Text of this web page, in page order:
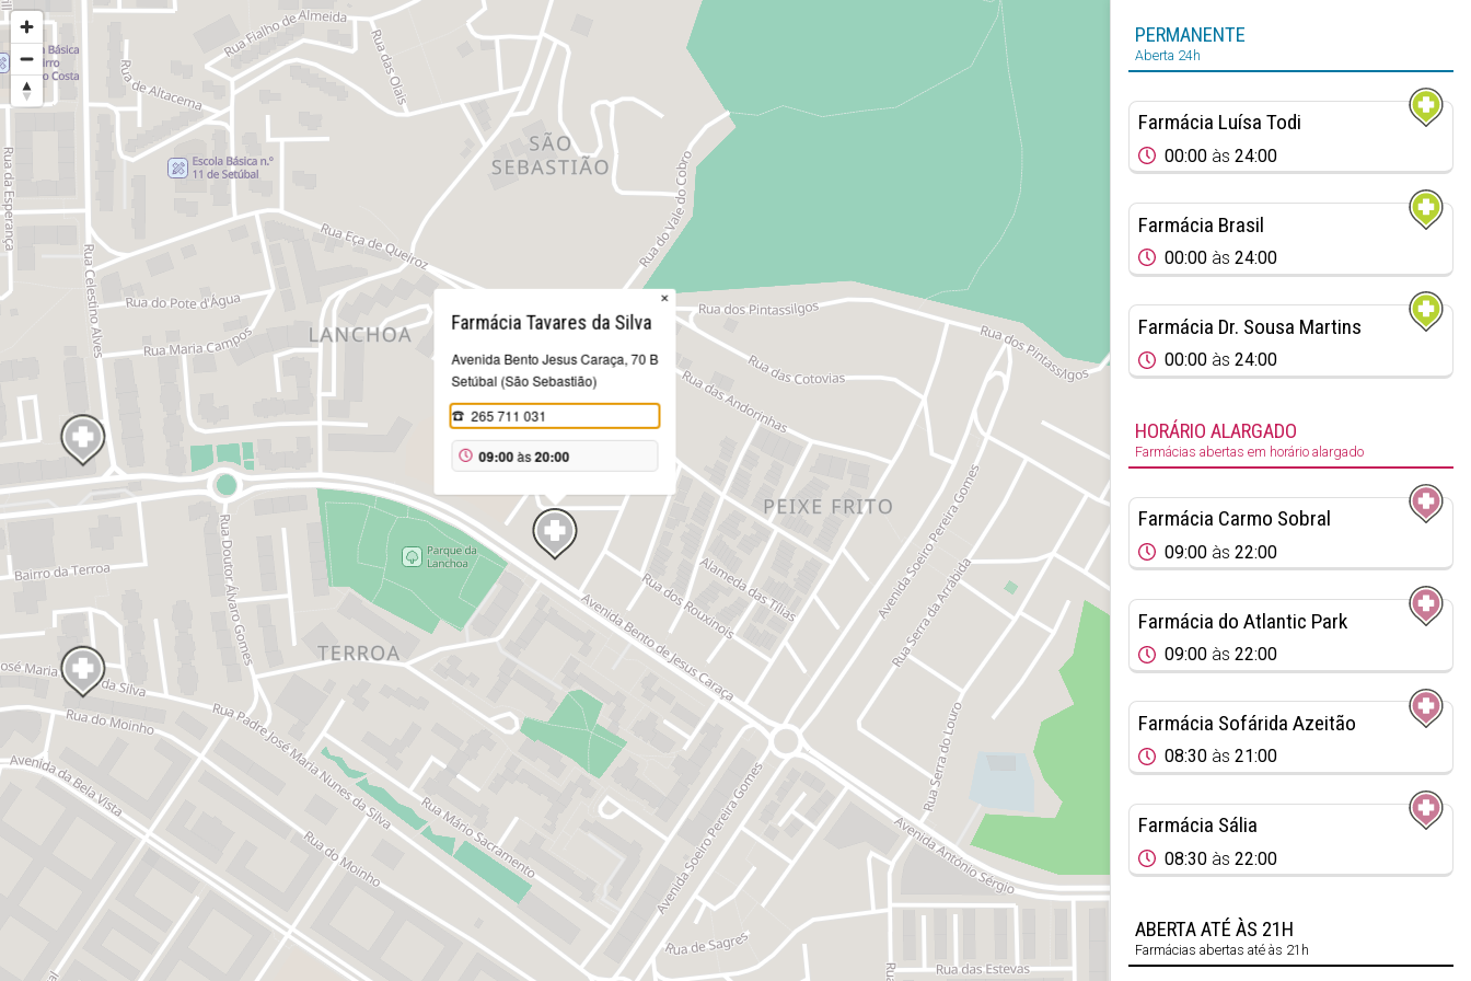
Farmácia Tavares da Silva
Avenida Bento Jesus Caraça, 70 B
Setúbal (São Sebastião)
265 711 031
09:00às20:00
×
PERMANENTE
Aberta 24h
Farmácia Luísa Todi
00:00 às 24:00
Farmácia Brasil
00:00 às 24:00
Farmácia Dr. Sousa Martins
00:00 às 24:00
HORÁRIO ALARGADO
Farmácias abertas em horário alargado
Farmácia Carmo Sobral
09:00 às 22:00
Farmácia do Atlantic Park
09:00 às 22:00
Farmácia Sofárida Azeitão
08:30 às 21:00
Farmácia Sália
08:30 às 22:00
ABERTA ATÉ ÀS 21H
Farmácias abertas até às 21h